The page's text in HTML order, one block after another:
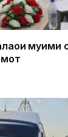
муҳими